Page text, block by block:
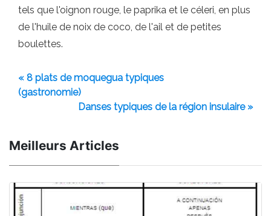
tels que l'oignon rouge, le paprika et le céleri, en plus
de l'huile de noix de coco, de l'ail et de petites
boulettes.
« 8 plats de moquegua typiques
(gastronomie)
Danses typiques de la région insulaire »
Meilleurs Articles